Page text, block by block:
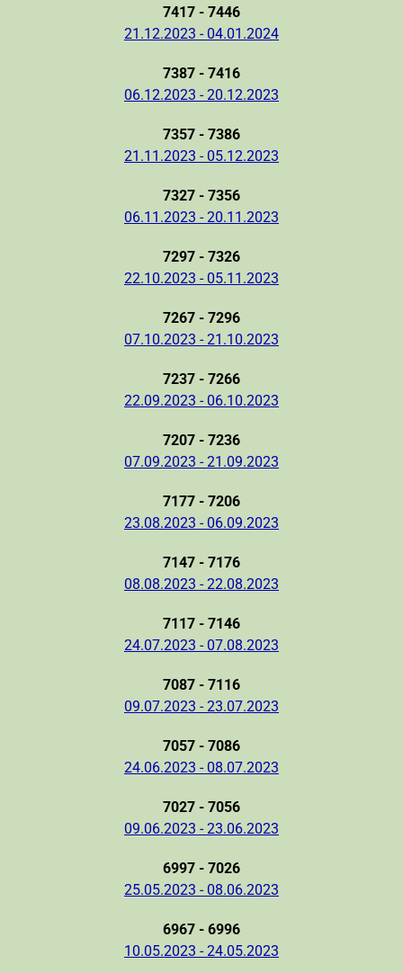
7417 - 7446
21.12.2023 - 04.01.2024
7387 - 7416
06.12.2023 - 20.12.2023
7357 - 7386
21.11.2023 - 05.12.2023
7327 - 7356
06.11.2023 - 20.11.2023
7297 - 7326
22.10.2023 - 05.11.2023
7267 - 7296
07.10.2023 - 21.10.2023
7237 - 7266
22.09.2023 - 06.10.2023
7207 - 7236
07.09.2023 - 21.09.2023
7177 - 7206
23.08.2023 - 06.09.2023
7147 - 7176
08.08.2023 - 22.08.2023
7117 - 7146
24.07.2023 - 07.08.2023
7087 - 7116
09.07.2023 - 23.07.2023
7057 - 7086
24.06.2023 - 08.07.2023
7027 - 7056
09.06.2023 - 23.06.2023
6997 - 7026
25.05.2023 - 08.06.2023
6967 - 6996
10.05.2023 - 24.05.2023